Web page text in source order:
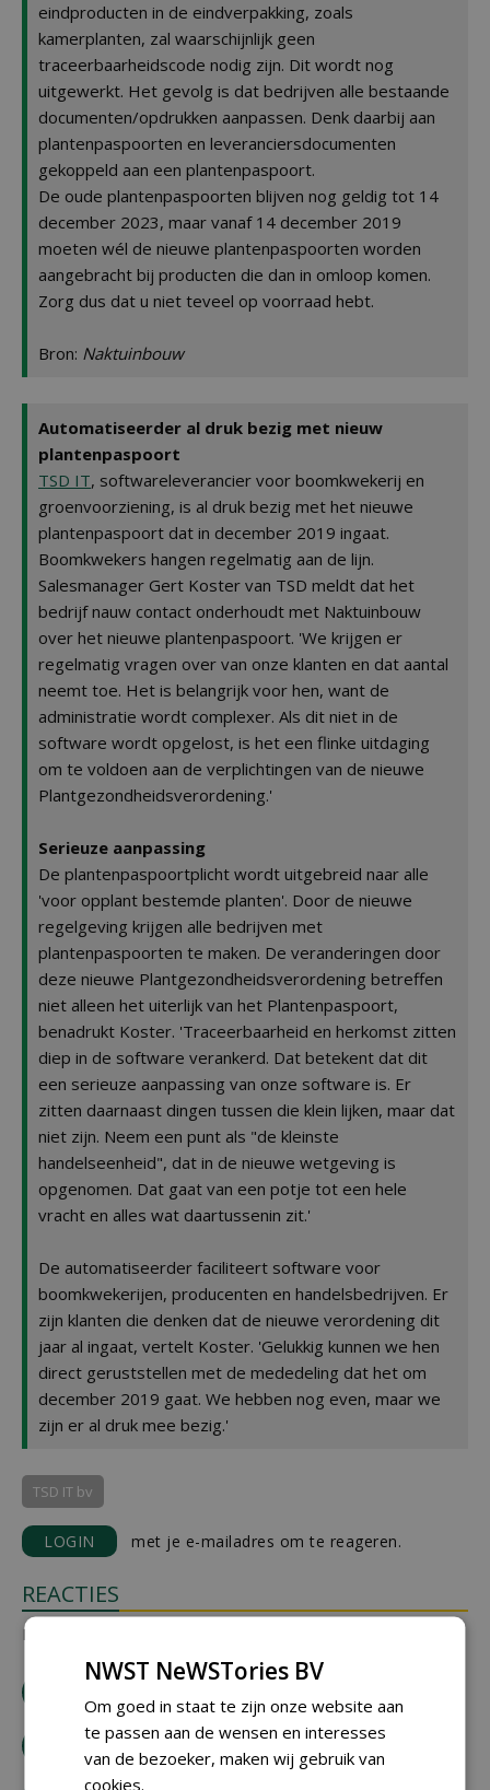
eindproducten in de eindverpakking, zoals
kamerplanten, zal waarschijnlijk geen
traceerbaarheidscode nodig zijn. Dit wordt nog
uitgewerkt. Het gevolg is dat bedrijven alle bestaande
documenten/opdrukken aanpassen. Denk daarbij aan
plantenpaspoorten en leveranciersdocumenten
gekoppeld aan een plantenpaspoort.
De oude plantenpaspoorten blijven nog geldig tot 14
december 2023, maar vanaf 14 december 2019
moeten wél de nieuwe plantenpaspoorten worden
aangebracht bij producten die dan in omloop komen.
Zorg dus dat u niet teveel op voorraad hebt.
Bron: Naktuinbouw
Automatiseerder al druk bezig met nieuw
plantenpaspoort
TSD IT, softwareleverancier voor boomkwekerij en
groenvoorziening, is al druk bezig met het nieuwe
plantenpaspoort dat in december 2019 ingaat.
Boomkwekers hangen regelmatig aan de lijn.
Salesmanager Gert Koster van TSD meldt dat het
bedrijf nauw contact onderhoudt met Naktuinbouw
over het nieuwe plantenpaspoort. 'We krijgen er
regelmatig vragen over van onze klanten en dat aantal
neemt toe. Het is belangrijk voor hen, want de
administratie wordt complexer. Als dit niet in de
software wordt opgelost, is het een flinke uitdaging
om te voldoen aan de verplichtingen van de nieuwe
Plantgezondheidsverordening.'
Serieuze aanpassing
De plantenpaspoortplicht wordt uitgebreid naar alle
'voor opplant bestemde planten'. Door de nieuwe
regelgeving krijgen alle bedrijven met
plantenpaspoorten te maken. De veranderingen door
deze nieuwe Plantgezondheidsverordening betreffen
niet alleen het uiterlijk van het Plantenpaspoort,
benadrukt Koster. 'Traceerbaarheid en herkomst zitten
diep in de software verankerd. Dat betekent dat dit
een serieuze aanpassing van onze software is. Er
zitten daarnaast dingen tussen die klein lijken, maar dat
niet zijn. Neem een punt als "de kleinste
handelseenheid", dat in de nieuwe wetgeving is
opgenomen. Dat gaat van een potje tot een hele
vracht en alles wat daartussenin zit.'
De automatiseerder faciliteert software voor
boomkwekerijen, producenten en handelsbedrijven. Er
zijn klanten die denken dat de nieuwe verordening dit
jaar al ingaat, vertelt Koster. 'Gelukkig kunnen we hen
direct geruststellen met de mededeling dat het om
december 2019 gaat. We hebben nog even, maar we
zijn er al druk mee bezig.'
TSD IT bv
LOGIN met je e-mailadres om te reageren.
REACTIES
Er zijn nog geen reacties.
bestel tijdschrift
NWST NeWSTories BV
Om goed in staat te zijn onze website aan
te passen aan de wensen en interesses
van de bezoeker, maken wij gebruik van
cookies.